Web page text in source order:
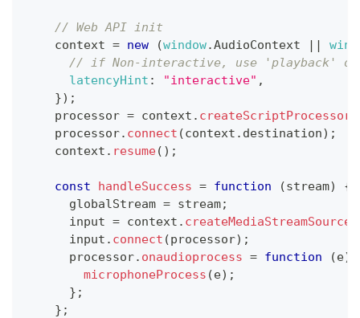
// Web API init
    context
= new (window.AudioContext ||
// if Non-interactive, use 'playback' or
latencyHint : "interactive" ,
}) ;
    processor
= context . createScriptProcessor
    processor
. connect (context . destination) ;
    context
. resume( ) ;
const handleSuccess = function (stream)
{
      globalStream
= stream;
      input
= context . createMediaStreamSource
      input
. connect (processor) ;
      processor
. onaudioprocess = function (e)
microphoneProcess (e) ;
} ;
} ;